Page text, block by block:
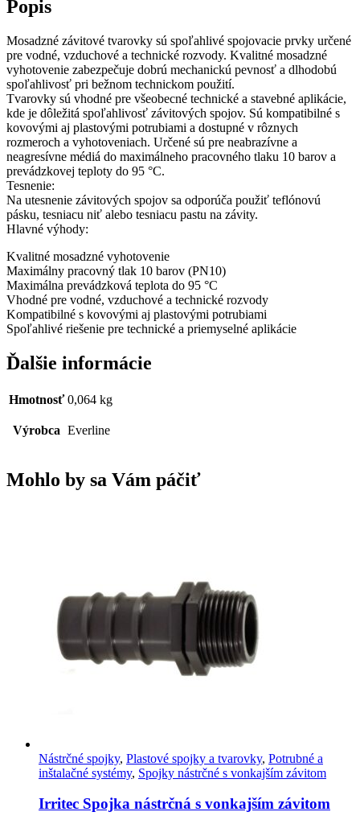
Popis
Mosadzné závitové tvarovky sú spoľahlivé spojovacie prvky určené
pre vodné, vzduchové a technické rozvody. Kvalitné mosadzné
vyhotovenie zabezpečuje dobrú mechanickú pevnosť a dlhodobú
spoľahlivosť pri bežnom technickom použití.
Tvarovky sú vhodné pre všeobecné technické a stavebné aplikácie,
kde je dôležitá spoľahlivosť závitových spojov. Sú kompatibilné s
kovovými aj plastovými potrubiami a dostupné v rôznych
rozmeroch a vyhotoveniach. Určené sú pre neabrazívne a
neagresívne médiá do maximálneho pracovného tlaku 10 barov a
prevádzkovej teploty do 95 °C.
Tesnenie:
Na utesnenie závitových spojov sa odporúča použiť teflónovú
pásku, tesniacu niť alebo tesniacu pastu na závity.
Hlavné výhody:
Kvalitné mosadzné vyhotovenie
Maximálny pracovný tlak 10 barov (PN10)
Maximálna prevádzková teplota do 95 °C
Vhodné pre vodné, vzduchové a technické rozvody
Kompatibilné s kovovými aj plastovými potrubiami
Spoľahlivé riešenie pre technické a priemyselné aplikácie
Ďalšie informácie
Hmotnosť 0,064 kg
Výrobca Everline
Mohlo by sa Vám páčiť
Nástrčné spojky, Plastové spojky a tvarovky, Potrubné a
inštalačné systémy, Spojky nástrčné s vonkajším závitom
Irritec Spojka nástrčná s vonkajším závitom